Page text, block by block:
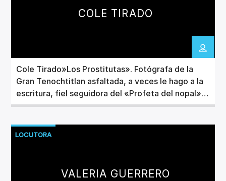
COLE TIRADO
Cole Tirado»Los Prostitutas». Fotógrafa de la
Gran Tenochtitlan asfaltada, a veces le hago a la
escritura, fiel seguidora del «Profeta del nopal»
Rockdrigo González. Me laten los elotes, los
la banda. Tengo una relación de amor-odio con la
LOCUTORA
VALERIA GUERRERO